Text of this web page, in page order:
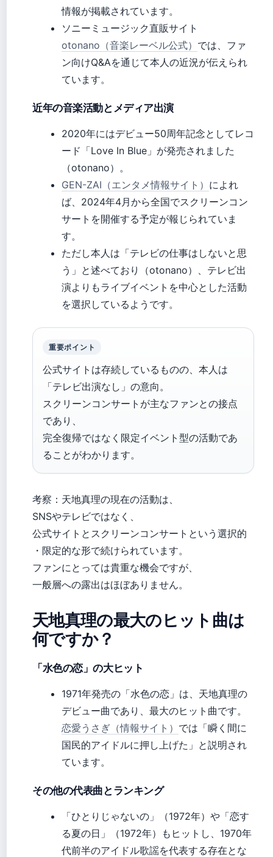
情報が掲載されています。
ソニーミュージック直販サイト
otonano（音楽レーベル公式） では、ファ
ン向けQ&Aを通じて本人の近況が伝えられ
ています。
近年の音楽活動とメディア出演
2020年にはデビュー50周年記念としてレコ
ード「Love In Blue」が発売されました
（otonano）。
GEN-ZAI（エンタメ情報サイト） によれ
ば、2024年4月から全国でスクリーンコン
サートを開催する予定が報じられていま
す。
ただし本人は「テレビの仕事はしないと思
う」と述べており（otonano）、テレビ出
演よりもライブイベントを中心とした活動
を選択しているようです。
重要ポイント
公式サイトは存続しているものの、本人は
「テレビ出演なし」の意向。
スクリーンコンサートが主なファンとの接点
であり、
完全復帰ではなく限定イベント型の活動であ
ることがわかります。
考察：天地真理の現在の活動は、
SNSやテレビではなく、
公式サイトとスクリーンコンサートという選択的
・限定的な形で続けられています。
ファンにとっては貴重な機会ですが、
一般層への露出はほぼありません。
天地真理の最大のヒット曲は
何ですか？
「水色の恋」の大ヒット
1971年発売の「水色の恋」は、天地真理の
デビュー曲であり、最大のヒット曲です。
恋愛うさぎ（情報サイト） では「瞬く間に
国民的アイドルに押し上げた」と説明され
ています。
その他の代表曲とランキング
「ひとりじゃないの」（1972年）や「恋す
る夏の日」（1972年）もヒットし、1970年
代前半のアイドル歌謡を代表する存在とな